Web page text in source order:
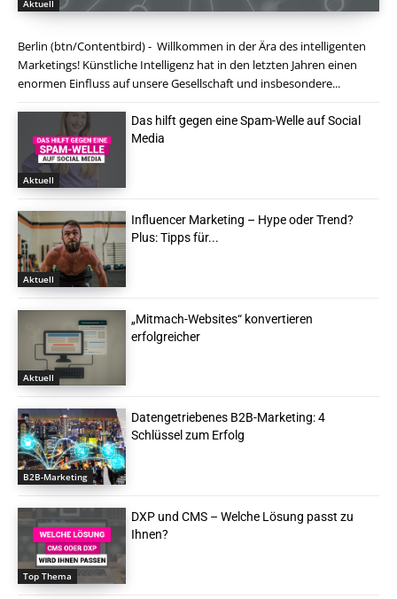
Aktuell
Berlin (btn/Contentbird) - Willkommen in der Ära des intelligenten
Marketings! Künstliche Intelligenz hat in den letzten Jahren einen
enormen Einfluss auf unsere Gesellschaft und insbesondere...
Aktuell
Das hilft gegen eine Spam-Welle auf Social
Media
Aktuell
Influencer Marketing – Hype oder Trend?
Plus: Tipps für...
Aktuell
„Mitmach-Websites“ konvertieren
erfolgreicher
B2B-Marketing
Datengetriebenes B2B-Marketing: 4
Schlüssel zum Erfolg
Top Thema
DXP und CMS – Welche Lösung passt zu
Ihnen?